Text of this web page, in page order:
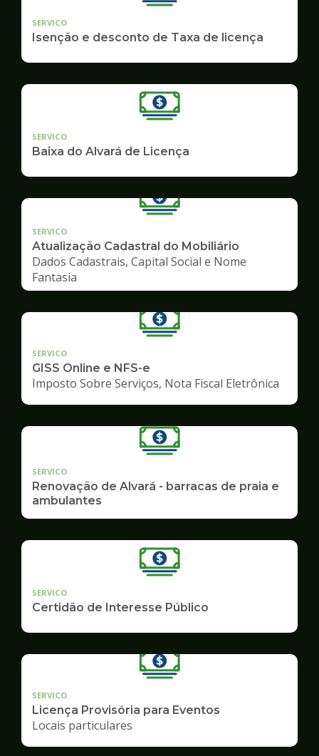
SERVICO
Isenção e desconto de Taxa de licença
SERVICO
Baixa do Alvará de Licença
SERVICO
Atualização Cadastral do Mobiliário
Dados Cadastrais, Capital Social e Nome
Fantasia
SERVICO
GISS Online e NFS-e
Imposto Sobre Serviços, Nota Fiscal Eletrônica
SERVICO
Renovação de Alvará - barracas de praia e
ambulantes
SERVICO
Certidão de Interesse Público
SERVICO
Licença Provisória para Eventos
Locais particulares